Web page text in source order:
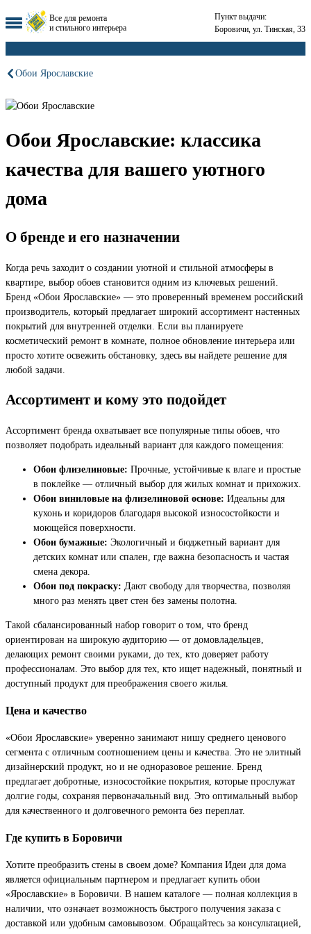
Все для ремонта
и стильного интерьера
Пункт выдачи:
Боровичи, ул. Тинская, 33
Обои Ярославские
Обои Ярославские: классика
качества для вашего уютного
дома
О бренде и его назначении
Когда речь заходит о создании уютной и стильной атмосферы в
квартире, выбор обоев становится одним из ключевых решений.
Бренд «Обои Ярославские» — это проверенный временем российский
производитель, который предлагает широкий ассортимент настенных
покрытий для внутренней отделки. Если вы планируете
косметический ремонт в комнате, полное обновление интерьера или
просто хотите освежить обстановку, здесь вы найдете решение для
любой задачи.
Ассортимент и кому это подойдет
Ассортимент бренда охватывает все популярные типы обоев, что
позволяет подобрать идеальный вариант для каждого помещения:
Обои флизелиновые: Прочные, устойчивые к влаге и простые
в поклейке — отличный выбор для жилых комнат и прихожих.
Обои виниловые на флизелиновой основе: Идеальны для
кухонь и коридоров благодаря высокой износостойкости и
моющейся поверхности.
Обои бумажные: Экологичный и бюджетный вариант для
детских комнат или спален, где важна безопасность и частая
смена декора.
Обои под покраску: Дают свободу для творчества, позволяя
много раз менять цвет стен без замены полотна.
Такой сбалансированный набор говорит о том, что бренд
ориентирован на широкую аудиторию — от домовладельцев,
делающих ремонт своими руками, до тех, кто доверяет работу
профессионалам. Это выбор для тех, кто ищет надежный, понятный и
доступный продукт для преображения своего жилья.
Цена и качество
«Обои Ярославские» уверенно занимают нишу среднего ценового
сегмента с отличным соотношением цены и качества. Это не элитный
дизайнерский продукт, но и не одноразовое решение. Бренд
предлагает добротные, износостойкие покрытия, которые прослужат
долгие годы, сохраняя первоначальный вид. Это оптимальный выбор
для качественного и долговечного ремонта без переплат.
Где купить в Боровичи
Хотите преобразить стены в своем доме? Компания Идеи для дома
является официальным партнером и предлагает купить обои
«Ярославские» в Боровичи. В нашем каталоге — полная коллекция в
наличии, что означает возможность быстрого получения заказа с
доставкой или удобным самовывозом. Обращайтесь за консультацией,